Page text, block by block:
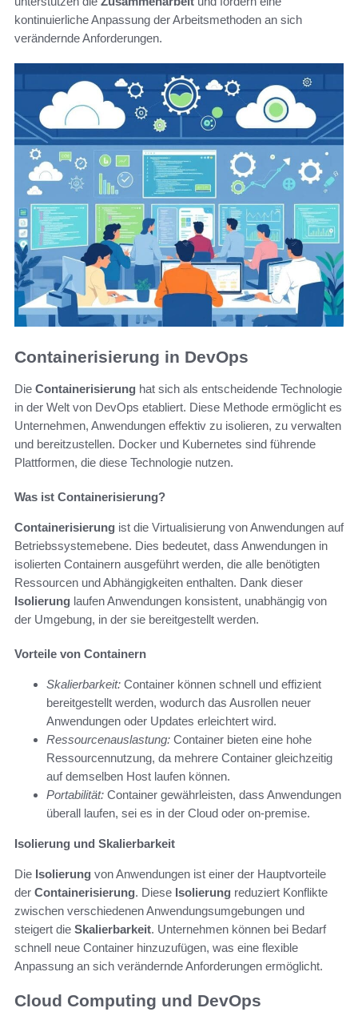
kontinuierliche Anpassung der Arbeitsmethoden an sich
verändernde Anforderungen.
Containerisierung in DevOps
Die Containerisierung hat sich als entscheidende Technologie
in der Welt von DevOps etabliert. Diese Methode ermöglicht es
Unternehmen, Anwendungen effektiv zu isolieren, zu verwalten
und bereitzustellen. Docker und Kubernetes sind führende
Plattformen, die diese Technologie nutzen.
Was ist Containerisierung?
Containerisierung ist die Virtualisierung von Anwendungen auf
Betriebssystemebene. Dies bedeutet, dass Anwendungen in
isolierten Containern ausgeführt werden, die alle benötigten
Ressourcen und Abhängigkeiten enthalten. Dank dieser
Isolierung laufen Anwendungen konsistent, unabhängig von
der Umgebung, in der sie bereitgestellt werden.
Vorteile von Containern
Skalierbarkeit: Container können schnell und effizient
bereitgestellt werden, wodurch das Ausrollen neuer
Anwendungen oder Updates erleichtert wird.
Ressourcenauslastung: Container bieten eine hohe
Ressourcennutzung, da mehrere Container gleichzeitig
auf demselben Host laufen können.
Portabilität: Container gewährleisten, dass Anwendungen
überall laufen, sei es in der Cloud oder on-premise.
Isolierung und Skalierbarkeit
Die Isolierung von Anwendungen ist einer der Hauptvorteile
der Containerisierung. Diese Isolierung reduziert Konflikte
zwischen verschiedenen Anwendungsumgebungen und
steigert die Skalierbarkeit. Unternehmen können bei Bedarf
schnell neue Container hinzuzufügen, was eine flexible
Anpassung an sich verändernde Anforderungen ermöglicht.
Cloud Computing und DevOps